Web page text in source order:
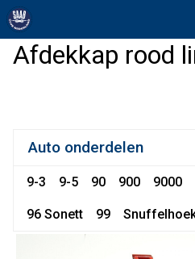
Afdekkap rood
Auto onderdelen
9-3 9-5 90 900 9000
96 Sonett 99